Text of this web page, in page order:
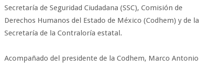
Secretaría de Seguridad Ciudadana (SSC), Comisión de
Derechos Humanos del Estado de México (Codhem) y de la
Secretaría de la Contraloría estatal.
Acompañado del presidente de la Codhem, Marco Antonio